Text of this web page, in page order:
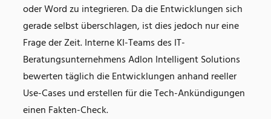
oder Word zu integrieren. Da die Entwicklungen sich
gerade selbst überschlagen, ist dies jedoch nur eine
Frage der Zeit. Interne KI-Teams des IT-
Beratungsunternehmens Adlon Intelligent Solutions
bewerten täglich die Entwicklungen anhand reeller
Use-Cases und erstellen für die Tech-Ankündigungen
einen Fakten-Check.